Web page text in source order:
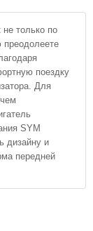
только по
преодолеете
поездку
Для
SYM
дизайну и
передней